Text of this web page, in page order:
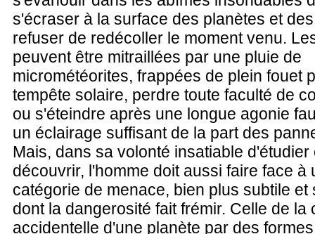
s'écraser à la surface des planètes et
refuser de redécoller le moment venu.
peuvent être mitraillées par une pluie de
micrométéorites, frappées de plein fouet
tempête solaire, perdre toute faculté de
ou s'éteindre après une longue agonie
un éclairage suffisant de la part des
Mais, dans sa volonté insatiable d'étudier
découvrir, l'homme doit aussi faire face à
catégorie de menace, bien plus subtile et
dont la dangerosité fait frémir. Celle de la
accidentelle d'une planète par des